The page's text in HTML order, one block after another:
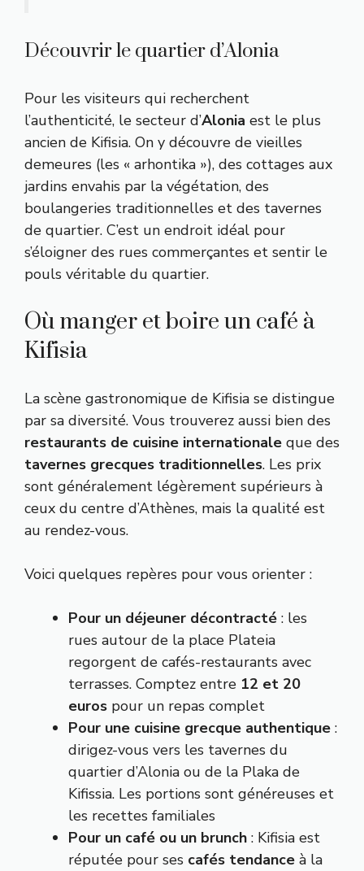
Découvrir le quartier d’Alonia
Pour les visiteurs qui recherchent
l’authenticité, le secteur d’Alonia est le plus
ancien de Kifisia. On y découvre de vieilles
demeures (les « arhontika »), des cottages aux
jardins envahis par la végétation, des
boulangeries traditionnelles et des tavernes
de quartier. C’est un endroit idéal pour
s’éloigner des rues commerçantes et sentir le
pouls véritable du quartier.
Où manger et boire un café à
Kifisia
La scène gastronomique de Kifisia se distingue
par sa diversité. Vous trouverez aussi bien des
restaurants de cuisine internationale que des
tavernes grecques traditionnelles. Les prix
sont généralement légèrement supérieurs à
ceux du centre d’Athènes, mais la qualité est
au rendez-vous.
Voici quelques repères pour vous orienter :
Pour un déjeuner décontracté : les
rues autour de la place Plateia
regorgent de cafés-restaurants avec
terrasses. Comptez entre 12 et 20
euros pour un repas complet
Pour une cuisine grecque authentique :
dirigez-vous vers les tavernes du
quartier d’Alonia ou de la Plaka de
Kifissia. Les portions sont généreuses et
les recettes familiales
Pour un café ou un brunch : Kifisia est
réputée pour ses cafés tendance à la